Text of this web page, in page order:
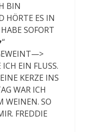
BIN
HÖRTE ES IN
SOFORT
EIN FLUSS.
KERZE INS
WAR ICH
WEINEN. SO
FREDDIE